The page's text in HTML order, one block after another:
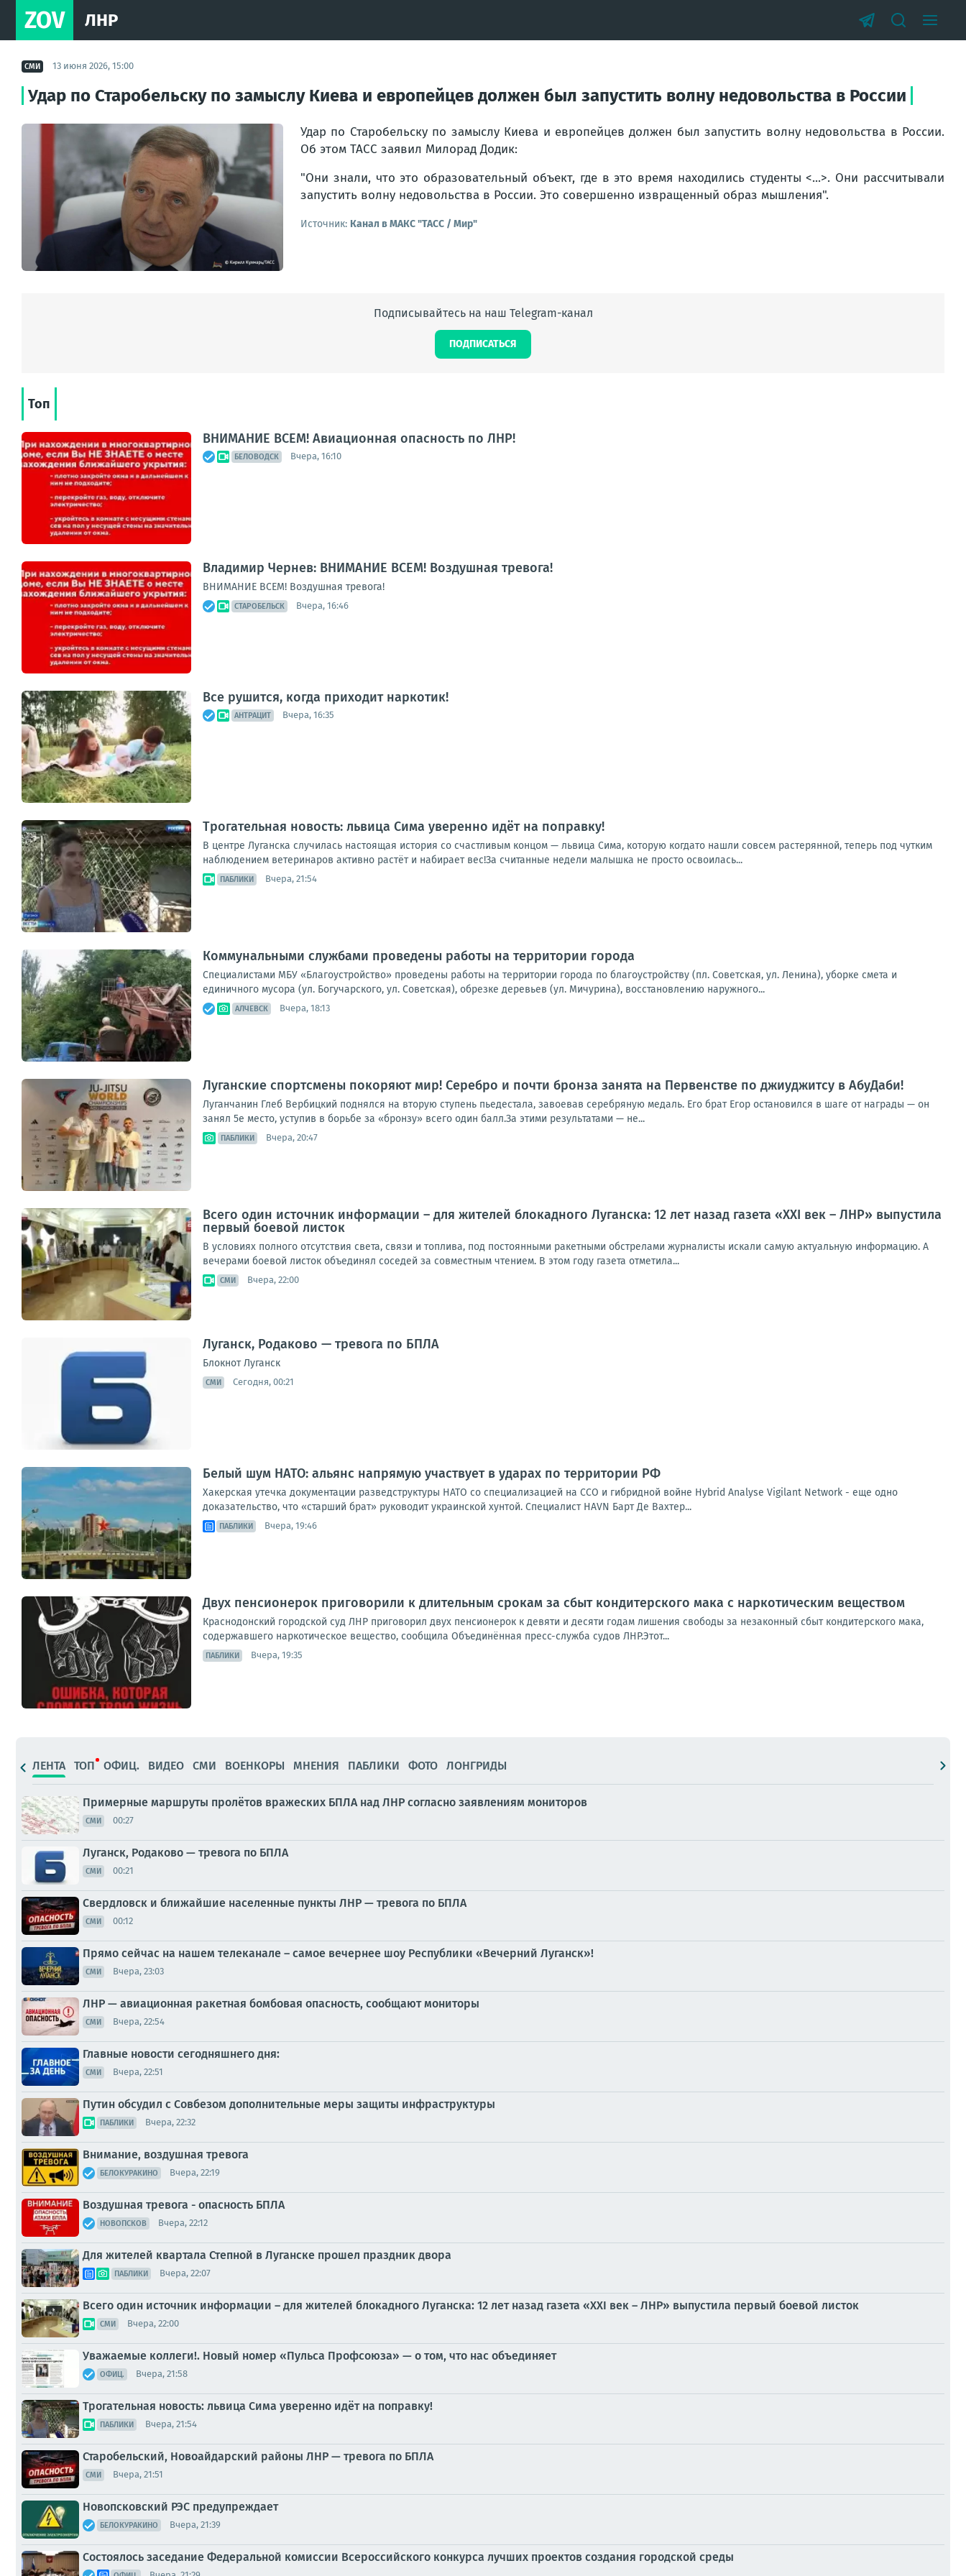
ZOV ЛНР
СМИ 13 июня 2026, 15:00
Удар по Старобельску по замыслу Киева и европейцев должен был запустить волну недовольства в России
Удар по Старобельску по замыслу Киева и европейцев должен был запустить волну недовольства в России.
Об этом ТАСС заявил Милорад Додик:
"Они знали, что это образовательный объект, где в это время находились студенты <...>. Они рассчитывали
запустить волну недовольства в России. Это совершенно извращенный образ мышления".
Источник: Канал в МАКС "ТАСС / Мир"
Подписывайтесь на наш Telegram-канал
ПОДПИСАТЬСЯ
Топ
ВНИМАНИЕ ВСЕМ! Авиационная опасность по ЛНР!
БЕЛОВОДСК Вчера, 16:10
Владимир Чернев: ВНИМАНИЕ ВСЕМ! Воздушная тревога!
ВНИМАНИЕ ВСЕМ! Воздушная тревога!
СТАРОБЕЛЬСК Вчера, 16:46
Все рушится, когда приходит наркотик!
АНТРАЦИТ Вчера, 16:35
Трогательная новость: львица Сима уверенно идёт на поправку!
В центре Луганска случилась настоящая история со счастливым концом — львица Сима, которую когдато нашли совсем растерянной, теперь под чутким
наблюдением ветеринаров активно растёт и набирает вес!За считанные недели малышка не просто освоилась...
ПАБЛИКИ Вчера, 21:54
Коммунальными службами проведены работы на территории города
Специалистами МБУ «Благоустройство» проведены работы на территории города по благоустройству (пл. Советская, ул. Ленина), уборке смета и
единичного мусора (ул. Богучарского, ул. Советская), обрезке деревьев (ул. Мичурина), восстановлению наружного...
АЛЧЕВСК Вчера, 18:13
Луганские спортсмены покоряют мир! Серебро и почти бронза занята на Первенстве по джиуджитсу в АбуДаби!
Луганчанин Глеб Вербицкий поднялся на вторую ступень пьедестала, завоевав серебряную медаль. Его брат Егор остановился в шаге от награды — он
занял 5е место, уступив в борьбе за «бронзу» всего один балл.За этими результатами — не...
ПАБЛИКИ Вчера, 20:47
Всего один источник информации – для жителей блокадного Луганска: 12 лет назад газета «XXI век – ЛНР» выпустила
первый боевой листок
В условиях полного отсутствия света, связи и топлива, под постоянными ракетными обстрелами журналисты искали самую актуальную информацию. А
вечерами боевой листок объединял соседей за совместным чтением. В этом году газета отметила...
СМИ Вчера, 22:00
Луганск, Родаково — тревога по БПЛА
Блокнот Луганск
СМИ Сегодня, 00:21
Белый шум НАТО: альянс напрямую участвует в ударах по территории РФ
Хакерская утечка документации разведструктуры НАТО со специализацией на ССО и гибридной войне Hybrid Analyse Vigilant Network - еще одно
доказательство, что «старший брат» руководит украинской хунтой. Специалист HAVN Барт Де Вахтер...
ПАБЛИКИ Вчера, 19:46
Двух пенсионерок приговорили к длительным срокам за сбыт кондитерского мака с наркотическим веществом
Краснодонский городской суд ЛНР приговорил двух пенсионерок к девяти и десяти годам лишения свободы за незаконный сбыт кондитерского мака,
содержавшего наркотическое вещество, сообщила Объединённая пресс-служба судов ЛНР.Этот...
ПАБЛИКИ Вчера, 19:35
ЛЕНТА ТОП ОФИЦ. ВИДЕО СМИ ВОЕНКОРЫ МНЕНИЯ ПАБЛИКИ ФОТО ЛОНГРИДЫ
Примерные маршруты пролётов вражеских БПЛА над ЛНР согласно заявлениям мониторов
СМИ 00:27
Луганск, Родаково — тревога по БПЛА
СМИ 00:21
Свердловск и ближайшие населенные пункты ЛНР — тревога по БПЛА
СМИ 00:12
Прямо сейчас на нашем телеканале – самое вечернее шоу Республики «Вечерний Луганск»!
СМИ Вчера, 23:03
ЛНР — авиационная ракетная бомбовая опасность, сообщают мониторы
СМИ Вчера, 22:54
Главные новости сегодняшнего дня:
СМИ Вчера, 22:51
Путин обсудил с Совбезом дополнительные меры защиты инфраструктуры
ПАБЛИКИ Вчера, 22:32
Внимание, воздушная тревога
БЕЛОКУРАКИНО Вчера, 22:19
Воздушная тревога - опасность БПЛА
НОВОПСКОВ Вчера, 22:12
Для жителей квартала Степной в Луганске прошел праздник двора
ПАБЛИКИ Вчера, 22:07
Всего один источник информации – для жителей блокадного Луганска: 12 лет назад газета «XXI век – ЛНР» выпустила первый боевой листок
СМИ Вчера, 22:00
Уважаемые коллеги!. Новый номер «Пульса Профсоюза» — о том, что нас объединяет
ОФИЦ. Вчера, 21:58
Трогательная новость: львица Сима уверенно идёт на поправку!
ПАБЛИКИ Вчера, 21:54
Старобельский, Новоайдарский районы ЛНР — тревога по БПЛА
СМИ Вчера, 21:51
Новопсковский РЭС предупреждает
БЕЛОКУРАКИНО Вчера, 21:39
Состоялось заседание Федеральной комиссии Всероссийского конкурса лучших проектов создания городской среды